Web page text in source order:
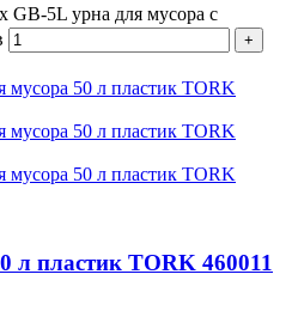
GB-5L урна для мусора с
л пластик TORK 460011